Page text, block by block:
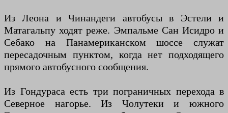
Из Леона и Чинандеги автобусы в Эстели и
Матагальпу ходят реже. Эмпальме Сан Исидро и
Себако на Панамериканском шоссе служат
пересадочным пунктом, когда нет подходящего
прямого автобусного сообщения.
Из Гондураса есть три пограничных перехода в
Северное нагорье. Из Чолутеки и южного